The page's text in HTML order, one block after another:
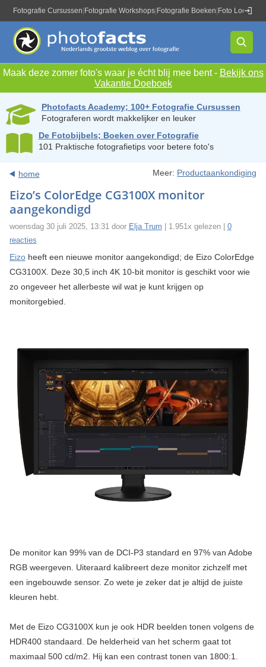
Fotografie Cursussen Fotografie Workshops Fotografie Boeken Foto Locaties
Maak deze zomer foto's waar je écht blij mee bent - Bekijk ons
Vakantie Doeboek
Photofacts Academy; 100+ Fotografie Cursussen
Fotograferen wordt makkelijker en leuker
De Fotobijbels; Boeken over Fotografie
101 Praktische fotografietips voor betere foto's
home Meer: Productaankondiging
Eizo’s ColorEdge CG3100X monitor
aangekondigd
woensdag 30 juli 2025, 13:31 door Elja Trum | 1.951x gelezen | 0
reacties
Eizoheeft een nieuwe monitor aangekondigd; de Eizo ColorEdge
CG3100X. Deze 30,5 inch 4K 10-bit monitor is geschikt voor wie
zo ongeveer het allerbeste wil wat je kunt krijgen op
monitorgebied.
De monitor kan 99% van de DCI-P3 standard en 97% van Adobe
RGB weergeven. Uiteraard kalibreert deze monitor zichzelf met
een ingebouwde sensor. Zo wete je zeker dat je altijd de juiste
kleuren hebt.
Met de Eizo CG3100X kun je ook HDR beelden tonen volgens de
HDR400 standaard. De helderheid van het scherm gaat tot
maximaal 500 cd/m2. Hij kan een contrast tonen van 1800:1.